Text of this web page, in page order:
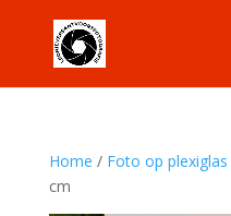
Home / Foto op plexiglas
cm